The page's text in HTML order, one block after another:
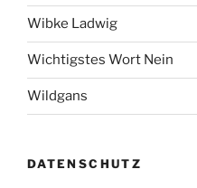
Wibke Ladwig
Wichtigstes Wort Nein
Wildgans
DATENSCHUTZ